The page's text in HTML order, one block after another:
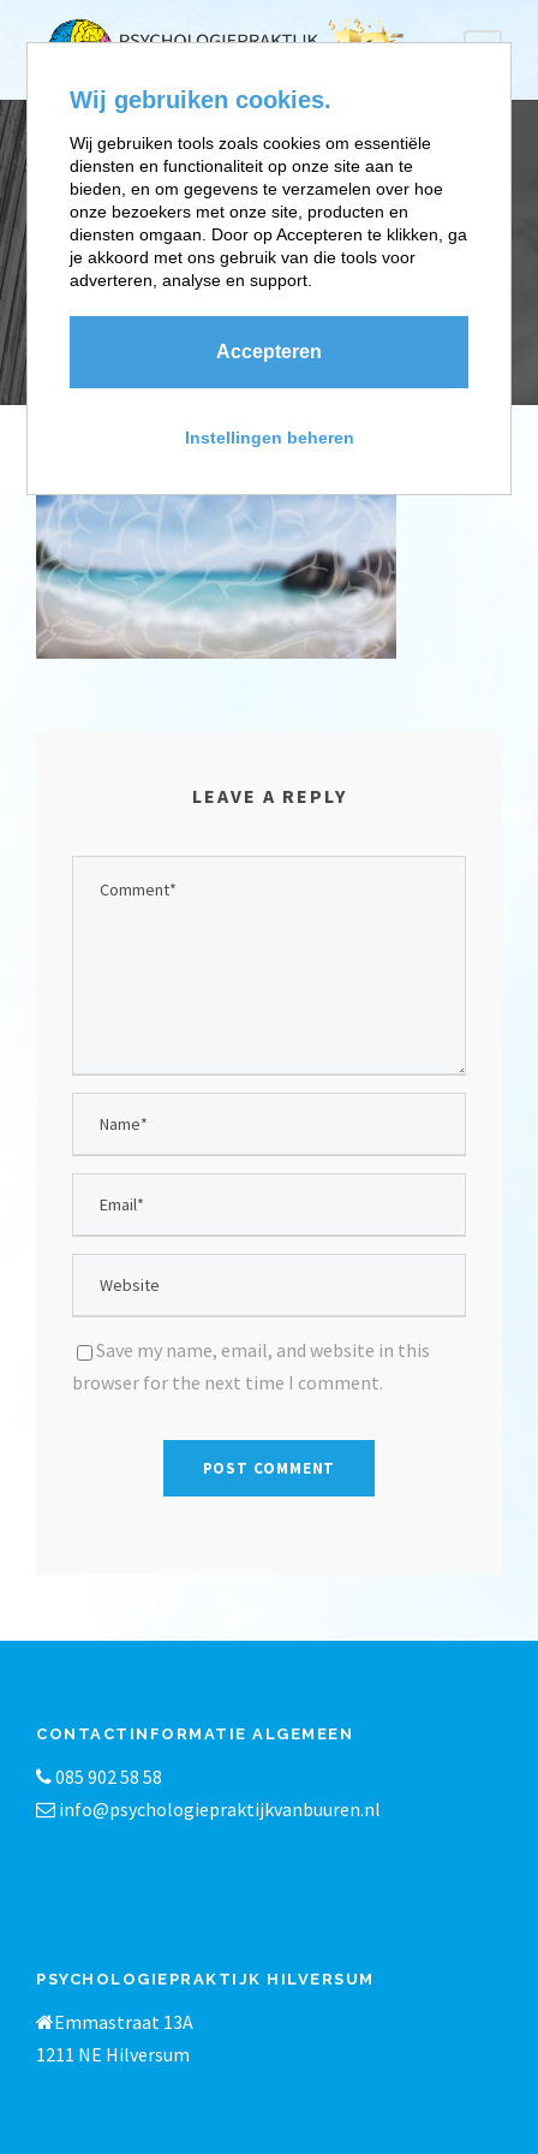
ROUWVERWERKI
NG BIJ
OVERLIJDEN
LEAVE A REPLY
Save my name, email, and website in this
browser for the next time I comment.
CONTACTINFORMATIE ALGEMEEN
085 902 58 58
info@psychologiepraktijkvanbuuren.nl
PSYCHOLOGIEPRAKTIJK HILVERSUM
Emmastraat 13A
1211 NE Hilversum
Wij gebruiken cookies.
Wij gebruiken tools zoals cookies om essentiële
diensten en functionaliteit op onze site aan te
bieden, en om gegevens te verzamelen over hoe
onze bezoekers met onze site, producten en
diensten omgaan. Door op Accepteren te klikken, ga
je akkoord met ons gebruik van die tools voor
adverteren, analyse en support.
Accepteren
Instellingen beheren